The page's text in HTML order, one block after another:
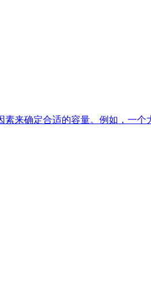
来确定合适的容量。例如，一个